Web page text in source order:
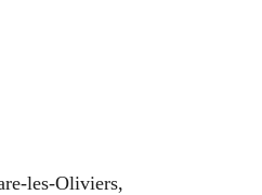
les-Oliviers,